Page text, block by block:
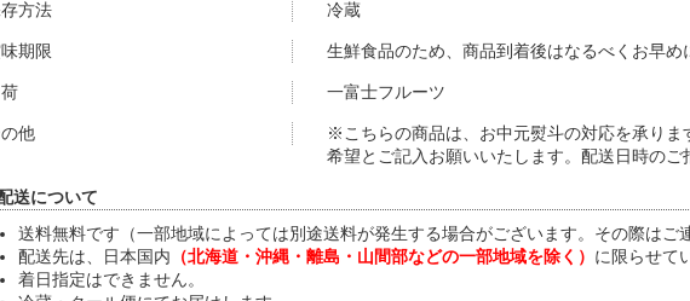
方法 冷蔵
期限 生鮮食品のため、商品到着後はなるべくお早め
一富士フルーツ
他
※こちらの商品は、お中元熨斗の対応を承り
希望とご記入お願いいたします。配送日時のご
送について
送料無料です（一部地域によっては別途送料が発生する場合がございます。その際はご
配送先は、日本国内 （北海道・沖縄・離島・山間部などの一部地域を除く） に限らせて
着日指定はできません。